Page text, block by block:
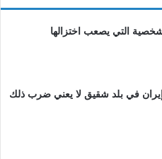
التي يصعب اختزالها
في بلد شقيق لا يعني ضرب ذلك